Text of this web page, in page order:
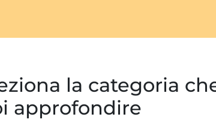
la categoria
approfondire